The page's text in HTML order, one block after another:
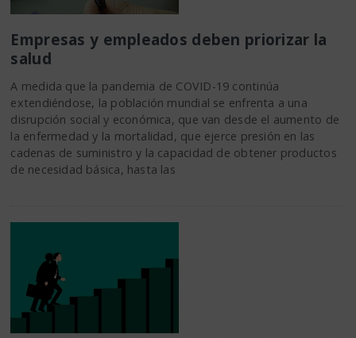
Empresas y empleados deben priorizar la
salud
A medida que la pandemia de COVID-19 continúa
extendiéndose, la población mundial se enfrenta a una
disrupción social y económica, que van desde el aumento de
la enfermedad y la mortalidad, que ejerce presión en las
cadenas de suministro y la capacidad de obtener productos
de necesidad básica, hasta las